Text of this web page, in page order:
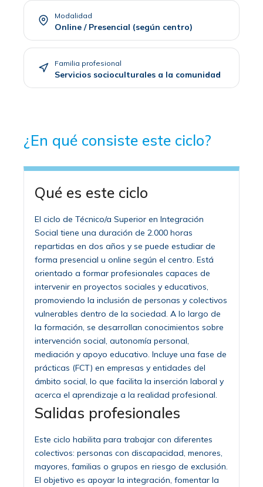
Modalidad
Online / Presencial (según centro)
Familia profesional
Servicios socioculturales a la comunidad
¿En qué consiste este ciclo?
Qué es este ciclo
El ciclo de Técnico/a Superior en Integración
Social tiene una duración de 2.000 horas
repartidas en dos años y se puede estudiar de
forma presencial u online según el centro. Está
orientado a formar profesionales capaces de
intervenir en proyectos sociales y educativos,
promoviendo la inclusión de personas y colectivos
vulnerables dentro de la sociedad. A lo largo de
la formación, se desarrollan conocimientos sobre
intervención social, autonomía personal,
mediación y apoyo educativo. Incluye una fase de
prácticas (FCT) en empresas y entidades del
ámbito social, lo que facilita la inserción laboral y
acerca el aprendizaje a la realidad profesional.
Salidas profesionales
Este ciclo habilita para trabajar con diferentes
colectivos: personas con discapacidad, menores,
mayores, familias o grupos en riesgo de exclusión.
El objetivo es apoyar la integración, fomentar la